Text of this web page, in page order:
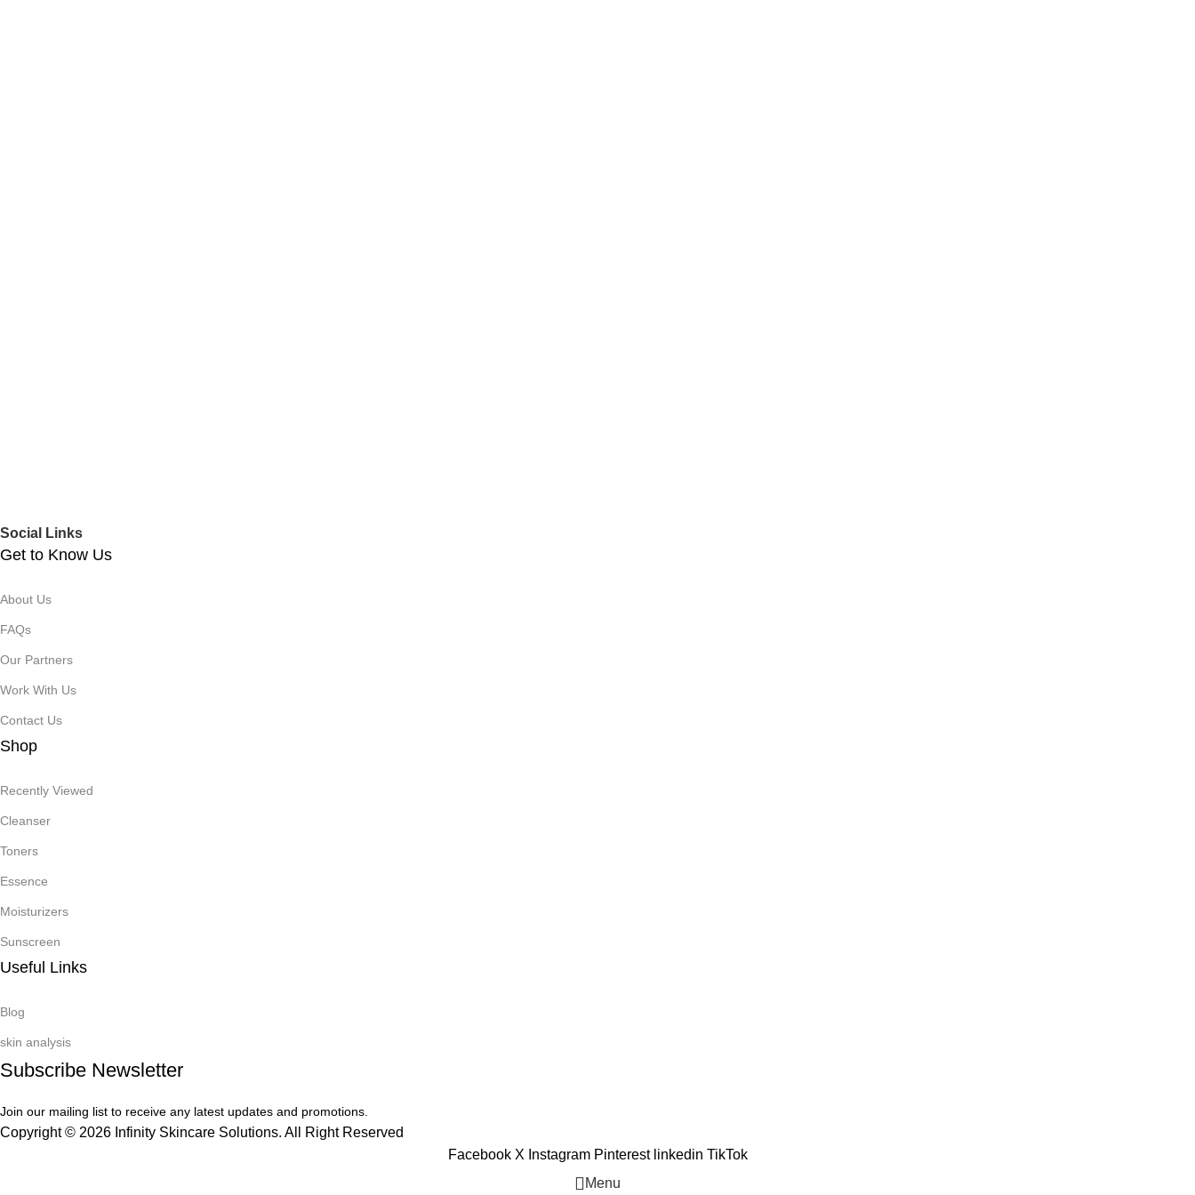
Social Links
Get to Know Us
About Us
FAQs
Our Partners
Work With Us
Contact Us
Shop
Recently Viewed
Cleanser
Toners
Essence
Moisturizers
Sunscreen
Useful Links
Blog
skin analysis
Subscribe Newsletter
Join our mailing list to receive any latest updates and promotions.
Copyright © 2026 Infinity Skincare Solutions. All Right Reserved
Facebook X Instagram Pinterest linkedin TikTok
Menu